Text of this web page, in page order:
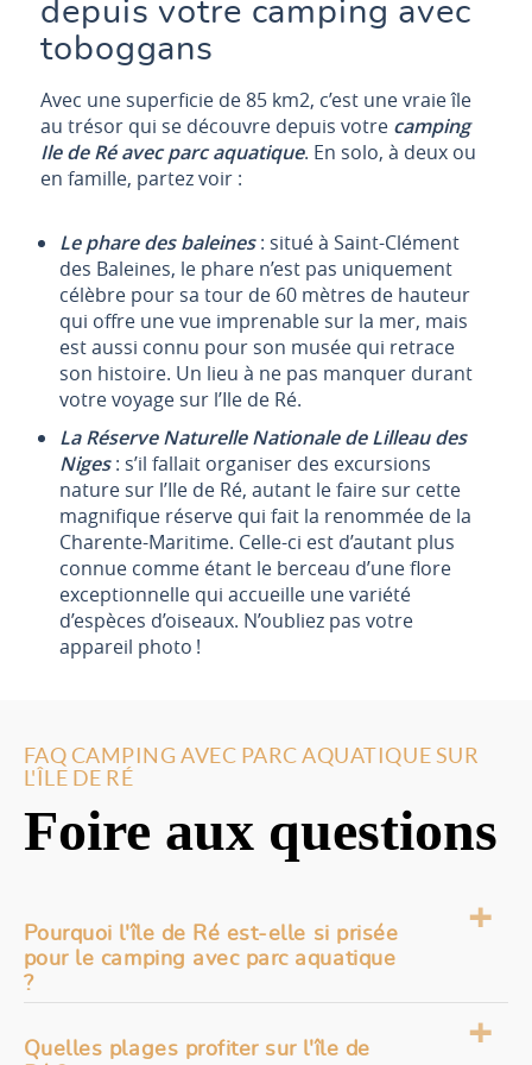
depuis votre camping avec
toboggans
Avec une superficie de 85 km2, c’est une vraie île
au trésor qui se découvre depuis votre camping
Ile de Ré avec parc aquatique. En solo, à deux ou
en famille, partez voir :
Le phare des baleines: situé à Saint-Clément
des Baleines, le phare n’est pas uniquement
célèbre pour sa tour de 60 mètres de hauteur
qui offre une vue imprenable sur la mer, mais
est aussi connu pour son musée qui retrace
son histoire. Un lieu à ne pas manquer durant
votre voyage sur l’Ile de Ré.
La Réserve Naturelle Nationale de Lilleau des
Niges: s’il fallait organiser des excursions
nature sur l’Ile de Ré, autant le faire sur cette
magnifique réserve qui fait la renommée de la
Charente-Maritime. Celle-ci est d’autant plus
connue comme étant le berceau d’une flore
exceptionnelle qui accueille une variété
d’espèces d’oiseaux. N’oubliez pas votre
appareil photo !
FAQ CAMPING AVEC PARC AQUATIQUE SUR
L'ÎLE DE RÉ
Foire aux questions
Pourquoi l'île de Ré est-elle si prisée
pour le camping avec parc aquatique
?
villages aux maisons blanches et volets verts, ruelles
Quelles plages profiter sur l'île de